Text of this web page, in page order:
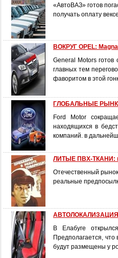
«АвтоВАЗ» готов
получать оплату
ВОКРУГ OPEL:
General Motors готов
главных тем
фаворитом в этой
ГЛОБАЛЬНЫЕ
Ford Motor
находящихся в
компаний. в
ЛИТЫЕ ПВХ-ТКАНИ:
Отечественный
реальные
АВТОЛОКАЛИЗАЦИЯ:
В Елабуге
Предполагается,
будут размещены у